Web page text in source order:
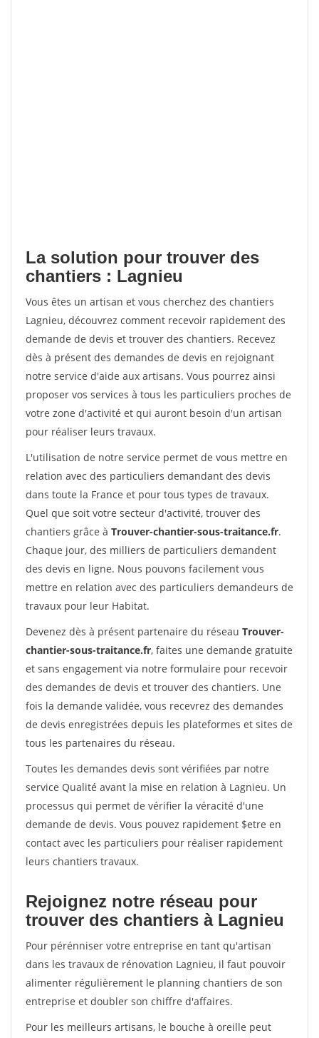
La solution pour trouver des
chantiers : Lagnieu
Vous êtes un artisan et vous cherchez des chantiers
Lagnieu, découvrez comment recevoir rapidement des
demande de devis et trouver des chantiers. Recevez
dès à présent des demandes de devis en rejoignant
notre service d'aide aux artisans. Vous pourrez ainsi
proposer vos services à tous les particuliers proches de
votre zone d'activité et qui auront besoin d'un artisan
pour réaliser leurs travaux.
L'utilisation de notre service permet de vous mettre en
relation avec des particuliers demandant des devis
dans toute la France et pour tous types de travaux.
Quel que soit votre secteur d'activité, trouver des
chantiers grâce à Trouver-chantier-sous-traitance.fr.
Chaque jour, des milliers de particuliers demandent
des devis en ligne. Nous pouvons facilement vous
mettre en relation avec des particuliers demandeurs de
travaux pour leur Habitat.
Devenez dès à présent partenaire du réseau Trouver-
chantier-sous-traitance.fr, faites une demande gratuite
et sans engagement via notre formulaire pour recevoir
des demandes de devis et trouver des chantiers. Une
fois la demande validée, vous recevrez des demandes
de devis enregistrées depuis les plateformes et sites de
tous les partenaires du réseau.
Toutes les demandes devis sont vérifiées par notre
service Qualité avant la mise en relation à Lagnieu. Un
processus qui permet de vérifier la véracité d'une
demande de devis. Vous pouvez rapidement $etre en
contact avec les particuliers pour réaliser rapidement
leurs chantiers travaux.
Rejoignez notre réseau pour
trouver des chantiers à Lagnieu
Pour pérénniser votre entreprise en tant qu'artisan
dans les travaux de rénovation Lagnieu, il faut pouvoir
alimenter régulièrement le planning chantiers de son
entreprise et doubler son chiffre d'affaires.
Pour les meilleurs artisans, le bouche à oreille peut